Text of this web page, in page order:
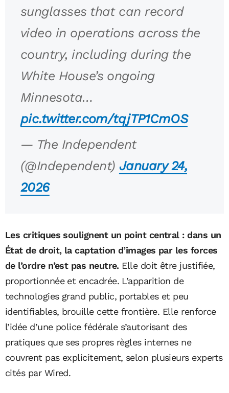
sunglasses that can record
video in operations across the
country, including during the
White House’s ongoing
Minnesota…
pic.twitter.com/tqjTP1CmOS
— The Independent
(@Independent) January 24,
2026
Les critiques soulignent un point central : dans un
État de droit, la captation d’images par les forces
de l’ordre n’est pas neutre. Elle doit être justifiée,
proportionnée et encadrée. L’apparition de
technologies grand public, portables et peu
identifiables, brouille cette frontière. Elle renforce
l’idée d’une police fédérale s’autorisant des
pratiques que ses propres règles internes ne
couvrent pas explicitement, selon plusieurs experts
cités par Wired.